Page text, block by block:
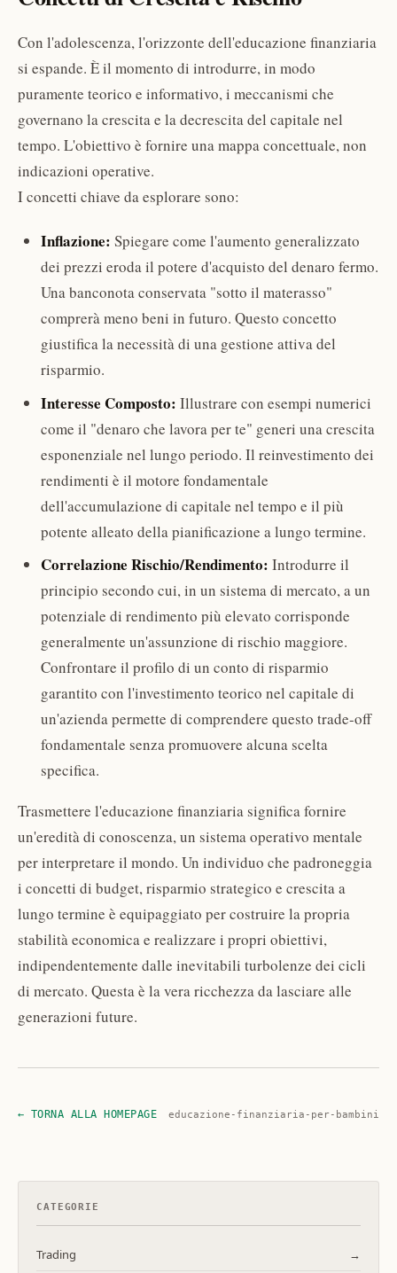
Con l'adolescenza, l'orizzonte dell'educazione finanziaria
si espande. È il momento di introdurre, in modo
puramente teorico e informativo, i meccanismi che
governano la crescita e la decrescita del capitale nel
tempo. L'obiettivo è fornire una mappa concettuale, non
indicazioni operative.
I concetti chiave da esplorare sono:
Inflazione: Spiegare come l'aumento generalizzato
dei prezzi eroda il potere d'acquisto del denaro fermo.
Una banconota conservata "sotto il materasso"
comprerà meno beni in futuro. Questo concetto
giustifica la necessità di una gestione attiva del
risparmio.
Interesse Composto: Illustrare con esempi numerici
come il "denaro che lavora per te" generi una crescita
esponenziale nel lungo periodo. Il reinvestimento dei
rendimenti è il motore fondamentale
dell'accumulazione di capitale nel tempo e il più
potente alleato della pianificazione a lungo termine.
Correlazione Rischio/Rendimento: Introdurre il
principio secondo cui, in un sistema di mercato, a un
potenziale di rendimento più elevato corrisponde
generalmente un'assunzione di rischio maggiore.
Confrontare il profilo di un conto di risparmio
garantito con l'investimento teorico nel capitale di
un'azienda permette di comprendere questo trade-off
fondamentale senza promuovere alcuna scelta
specifica.
Trasmettere l'educazione finanziaria significa fornire
un'eredità di conoscenza, un sistema operativo mentale
per interpretare il mondo. Un individuo che padroneggia
i concetti di budget, risparmio strategico e crescita a
lungo termine è equipaggiato per costruire la propria
stabilità economica e realizzare i propri obiettivi,
indipendentemente dalle inevitabili turbolenze dei cicli
di mercato. Questa è la vera ricchezza da lasciare alle
generazioni future.
← TORNA ALLA HOMEPAGE educazione-finanziaria-per-bambini
CATEGORIE
Trading →